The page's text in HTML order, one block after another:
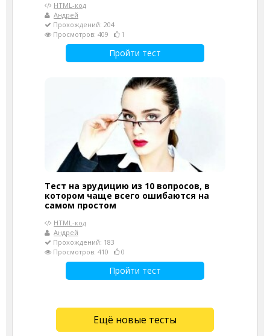
HTML-код
Андрей
Прохождений: 204
Просмотров: 409
1
Пройти тест
Тест на эрудицию из 10 вопросов, в
котором чаще всего ошибаются на
самом простом
HTML-код
Андрей
Прохождений: 183
Просмотров: 410
0
Пройти тест
Ещё новые тесты